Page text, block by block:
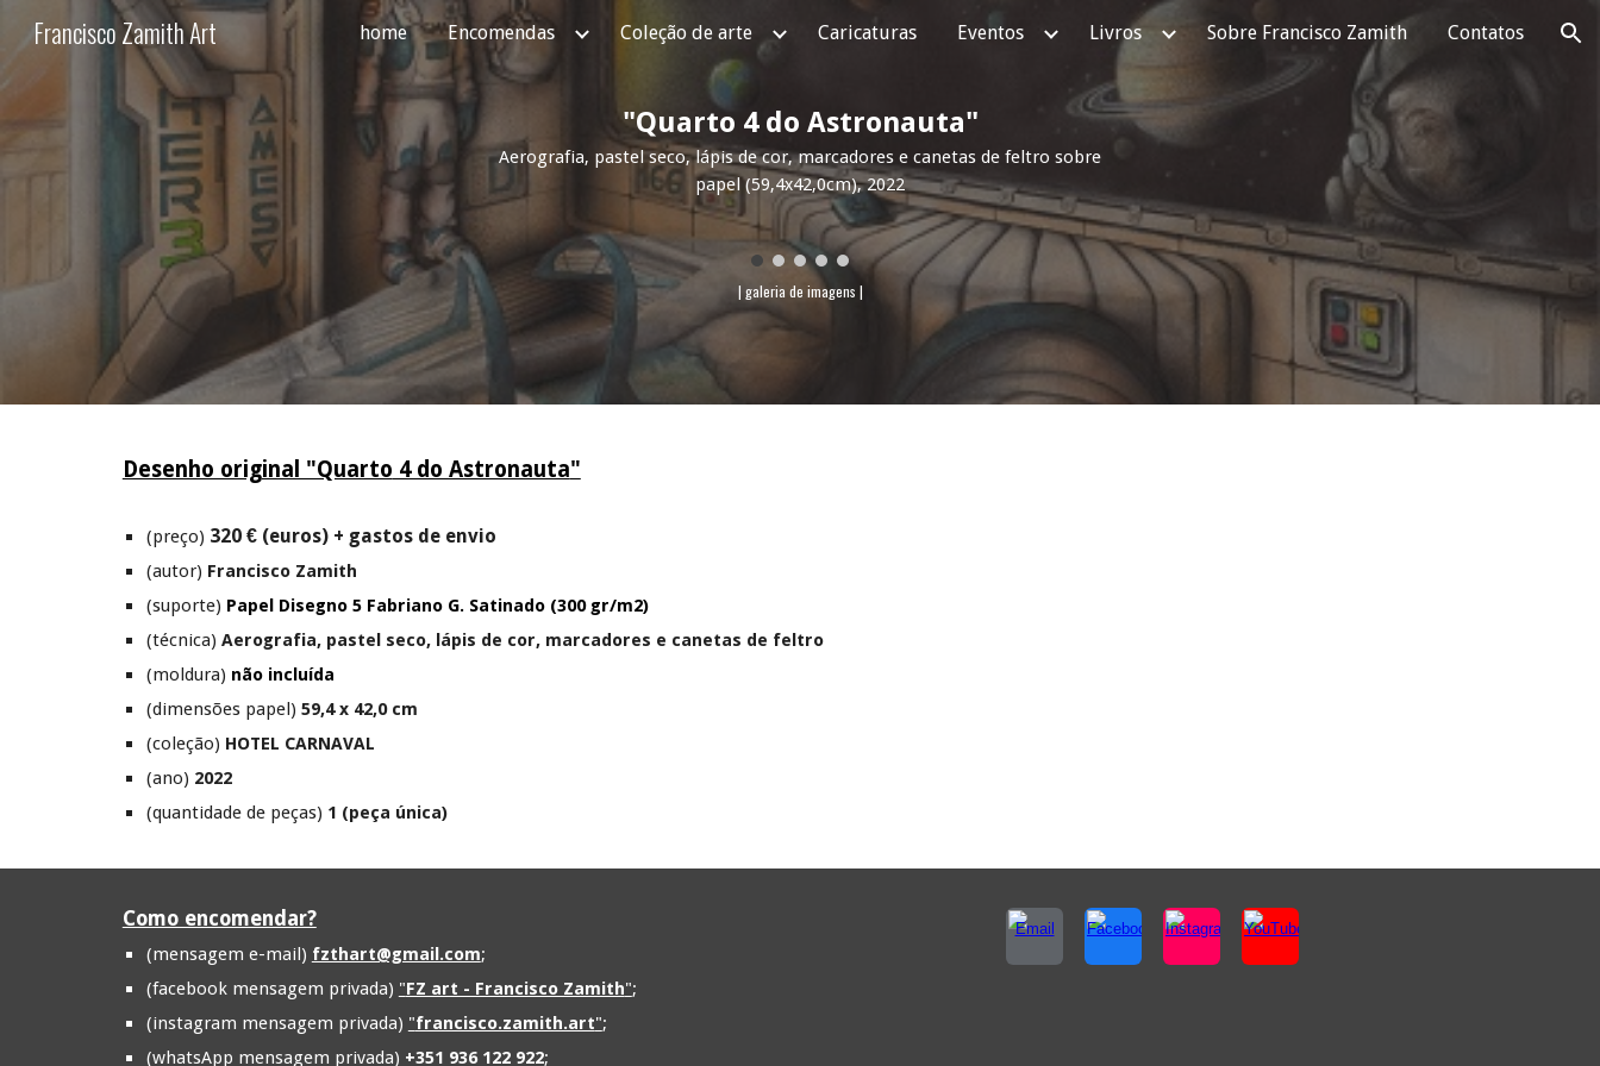
Skip to main content Skip to navigation
Francisco Zamith Art home Encomendas Coleção de arte Caricaturas Eventos Livros Sobre Francisco Zamith Contatos
"Quarto 4 do Astronauta"
Aerografia, pastel seco, lápis de cor, marcadores e canetas de feltro sobre
papel(59,4x42,0cm), 2022
| galeria de imagens |
Desenho original "Quarto 4 do Astronauta"
(preço) 320 € (euros) + gastos de envio
(autor) Francisco Zamith
(suporte) Papel Disegno 5 Fabriano G. Satinado (300 gr/m2)
(técnica) Aerografia, pastel seco, lápis de cor, marcadores e canetas de feltro
(moldura) não incluída
(dimensões papel) 59,4 x 42,0 cm
(coleção) HOTEL CARNAVAL
(ano) 2022
(quantidade de peças) 1 (peça única)
Como encomendar?
(mensagem e-mail) fzthart@gmail.com;
(facebook mensagem privada) "FZ art - Francisco Zamith";
(instagram mensagem privada) "francisco.zamith.art";
(whatsApp mensagem privada) +351 936 122 922;